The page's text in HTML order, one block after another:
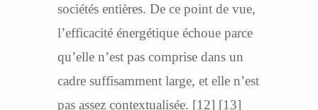
sociétés entières. De ce point de vue,
l’efficacité énergétique échoue parce
qu’elle n’est pas comprise dans un
cadre suffisamment large, et elle n’est
pas assez contextualisée. [12] [13]